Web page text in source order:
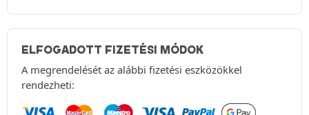
ELFOGADOTT FIZETÉSI MÓDOK
A megrendelését az alábbi fizetési eszközökkel
rendezheti: